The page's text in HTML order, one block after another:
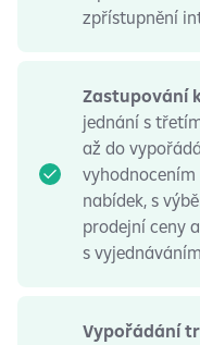
zpřístupnění
Zastupování
jednání s
až do
nabídek, s
prodejní ceny
s
Vypořádání